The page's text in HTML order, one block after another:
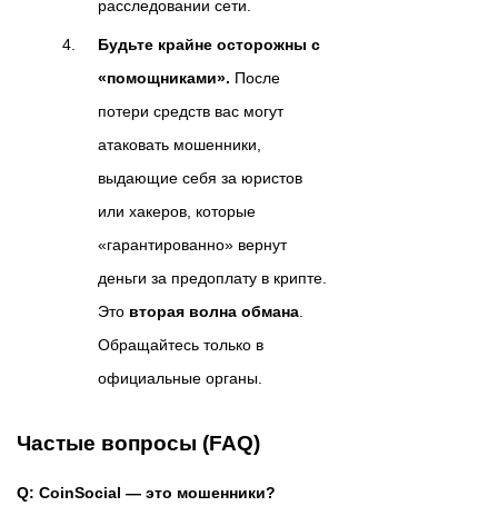
расследовании сети.
Будьте крайне осторожны с
«помощниками». После
потери средств вас могут
атаковать мошенники,
выдающие себя за юристов
или хакеров, которые
«гарантированно» вернут
деньги за предоплату в крипте.
Это вторая волна обмана.
Обращайтесь только в
официальные органы.
Частые вопросы (FAQ)
Q: CoinSocial — это мошенники?